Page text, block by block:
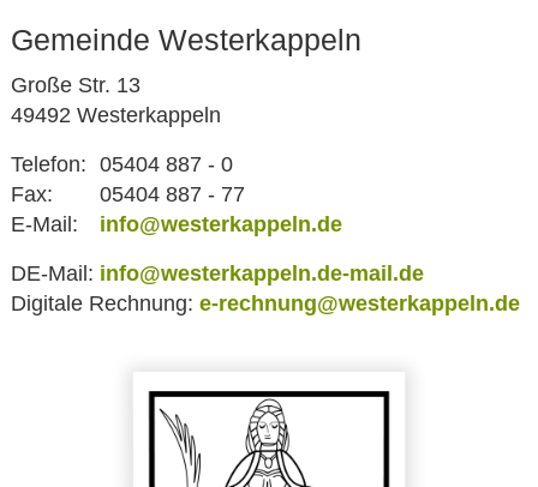
Gemeinde Westerkappeln
Große Str. 13
49492 Westerkappeln
Telefon: 05404 887 - 0
Fax:
05404 887 - 77
E-Mail:
info@westerkappeln.de
DE-Mail: info@westerkappeln.de-mail.de
Digitale Rechnung: e-rechnung@westerkappeln.de